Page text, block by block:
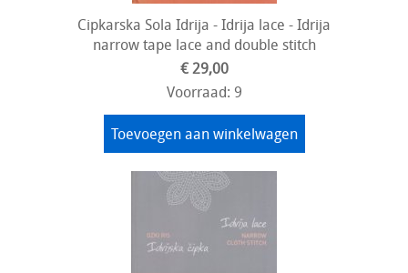
Cipkarska Sola Idrija - Idrija lace - Idrija
narrow tape lace and double stitch
€ 29,00
Voorraad: 9
Toevoegen aan winkelwagen